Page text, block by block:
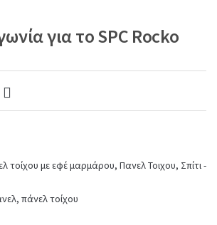
για το SPC Rocko
LinkedIn
τοίχου με εφέ μαρμάρου, Πανελ Τοιχου, Σπίτι -
, πάνελ τοίχου